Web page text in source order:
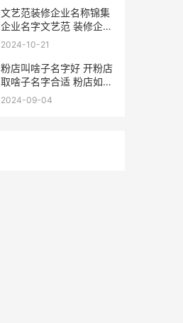
文艺范装修企业名称锦集
企业名字文艺范 装修企业
文化公司文案
2024-10-21
粉店叫啥子名字好 开粉店
取啥子名字合适 粉店如何
取名
2024-09-04